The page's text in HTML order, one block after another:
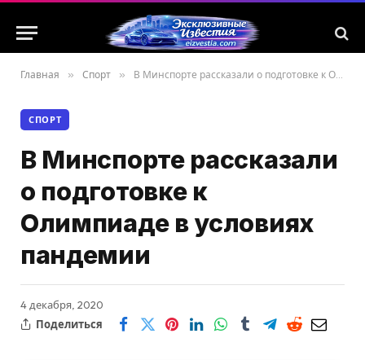
Главная » Спорт » В Минспорте рассказали о подготовке к Олимпиаде в условиях пандемии
СПОРТ
В Минспорте рассказали
о подготовке к
Олимпиаде в условиях
пандемии
4 декабря, 2020
Поделиться